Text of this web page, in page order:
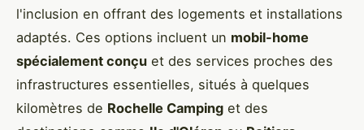
l'inclusion en offrant des logements et installations
adaptés. Ces options incluent un mobil-home
spécialement conçu et des services proches des
infrastructures essentielles, situés à quelques
kilomètres de Rochelle Camping et des